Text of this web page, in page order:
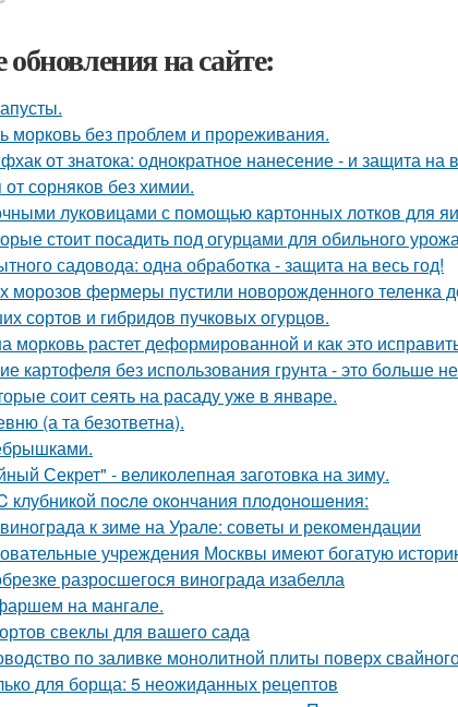
на сайте:
морковь без проблем и прореживания.
от знатока: однократное нанесение - и защита на
сорняков без химии.
луковицами с помощью картонных лотков для
стоит посадить под огурцами для обильного
садовода: одна обработка - защита на весь год!
морозов фермеры пустили новорожденного теленка
сортов и гибридов пучковых огурцов.
морковь растет деформированной и как это
картофеля без использования грунта - это больше
соит сеять на расаду уже в январе.
(а та безответна).
Секрет" - великолепная заготовка на зиму.
клубникoй пocлe oкoнчaния плoдoнoшeния:
к зиме на Урале: советы и рекомендации
учреждения Москвы имеют богатую
разросшегося винограда изабелла
на мангале.
свеклы для вашего сада
по заливке монолитной плиты поверх
для борща: 5 неожиданных рецептов